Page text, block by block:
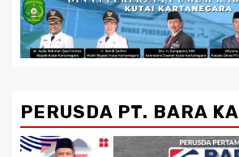
PERUSDA PT. BARA